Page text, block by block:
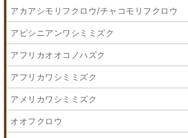
アカアシモリフクロウ/チャコモリフクロウ
アビシニアンワシミミズク
アフリカオオコノハズク
アフリカワシミミズク
アメリカワシミミズク
オオフクロウ